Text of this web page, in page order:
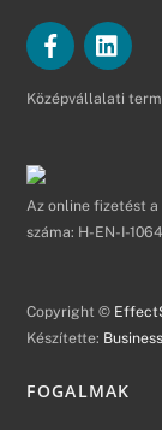
Középvállalati
Az online fizetést
száma: H-EN-I-
Copyright ©
Készítette:
FOGALMAK